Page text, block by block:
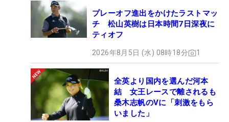
プレーオフ進出をかけたラストマッ
チ 松山英樹は日本時間7日深夜に
ティオフ
2026年8月5日 (水) 08時18分 1
全英より国内を選んだ河本
結 女王レースで離されるも
桑木志帆のVに「刺激をもら
いました」